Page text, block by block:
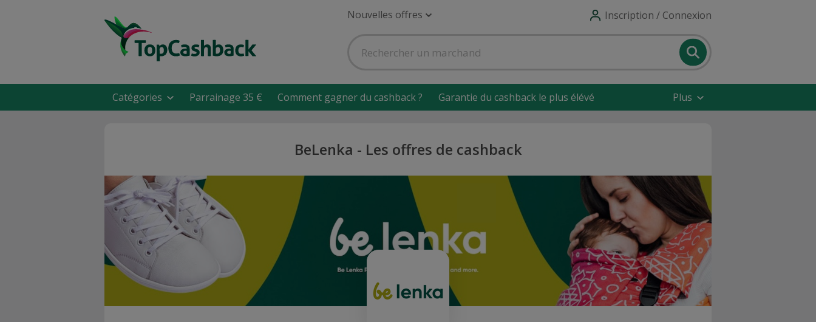
Nouvelles offres Inscription / Connexion
Catégories Parrainage 35 € Comment gagner du cashback ? Garantie du cashback le plus élévé Plus
BeLenka - Les offres de cashback